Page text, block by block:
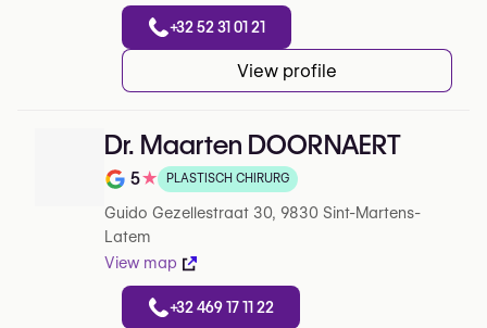
+32 52 31 01 21
View profile
Dr. Maarten DOORNAERT
Note de 5 sur 5 sur Google
5★ PLASTISCH CHIRURG
Guido Gezellestraat 30, 9830 Sint-Martens-
Latem
View map
+32 469 17 11 22